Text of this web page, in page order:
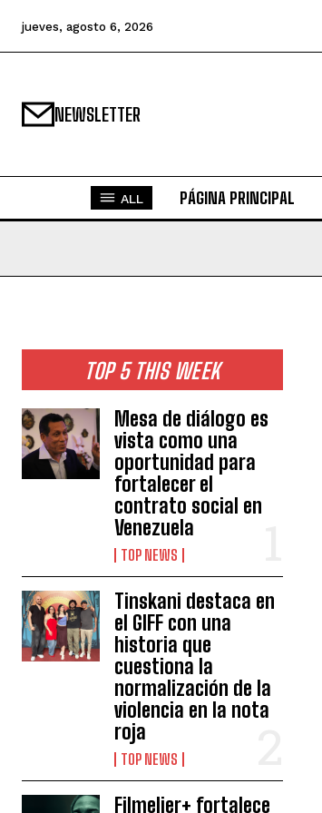
jueves, agosto 6, 2026
NEWSLETTER
ALL PÁGINA PRINCIPAL
TOP 5 THIS WEEK
Mesa de diálogo es
vista como una
oportunidad para
fortalecer el
contrato social en
Venezuela
TOP NEWS
Tinskani destaca en
el GIFF con una
historia que
cuestiona la
normalización de la
violencia en la nota
roja
TOP NEWS
Filmelier+ fortalece